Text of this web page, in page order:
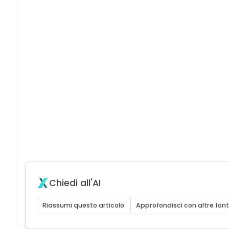
Chiedi all'AI
Riassumi questo articolo Approfondisci con altre